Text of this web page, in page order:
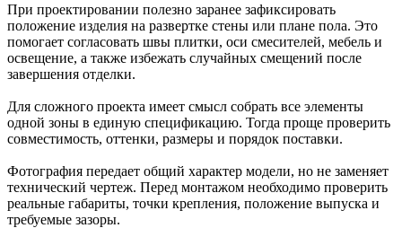
При проектировании полезно заранее зафиксировать
положение изделия на развертке стены или плане пола. Это
помогает согласовать швы плитки, оси смесителей, мебель и
освещение, а также избежать случайных смещений после
завершения отделки.
Для сложного проекта имеет смысл собрать все элементы
одной зоны в единую спецификацию. Тогда проще проверить
совместимость, оттенки, размеры и порядок поставки.
Фотография передает общий характер модели, но не заменяет
технический чертеж. Перед монтажом необходимо проверить
реальные габариты, точки крепления, положение выпуска и
требуемые зазоры.